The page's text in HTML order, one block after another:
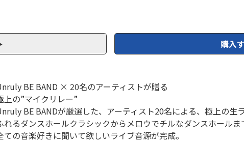
購入
BE BAND × 20名のアーティストが贈る
上の”マイクリレー”
BE BANDが厳選した、アーティスト20名による、極上の生
れるダンスホールクラシックからメロウでチルなダンスホールま
ての音楽好きに聞いて欲しいライブ音源が完成。